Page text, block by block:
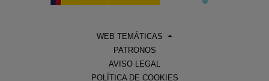
WEB TEMÁTICAS
PATRONOS
AVISO LEGAL
POLÍTICA DE COOKIES